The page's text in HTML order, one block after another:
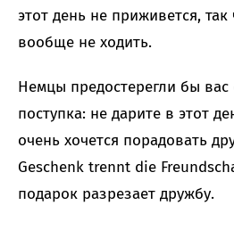
этот день не приживется,
вообще не ходить.
Немцы предостерегли бы
поступка: не дарите в этот
очень хочется порадовать
Geschenk trennt die
подарок разрезает дружбу.